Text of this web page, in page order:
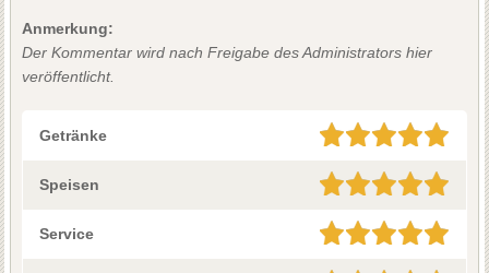
Anmerkung:
Der Kommentar wird nach Freigabe des Administrators hier
veröffentlicht.
Getränke
Speisen
Service